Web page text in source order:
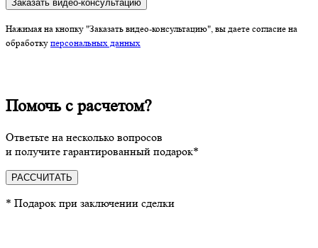
Заказать видео-консультацию
Нажимая на кнопку "Заказать видео-консультацию", вы даете согласие на
обработку персональных данных
Помочь с расчетом?
Ответьте на несколько вопросов
и получите гарантированный подарок*
РАССЧИТАТЬ
* Подарок при заключении сделки